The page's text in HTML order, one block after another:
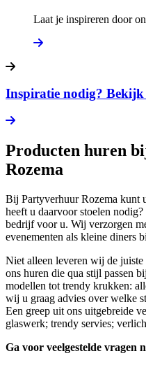
Laat je inspireren door
Inspiratie nodig? Bekijk
Producten huren
Rozema
Bij Partyverhuur Rozema kunt
heeft u daarvoor stoelen
bedrijf voor u. Wij verzorgen
evenementen als kleine diners
Niet alleen leveren wij de
ons huren die qua stijl passen
modellen tot trendy krukken:
wij u graag advies over welke
Een greep uit ons uitgebreide
glaswerk; trendy servies;
Ga voor veelgestelde vragen